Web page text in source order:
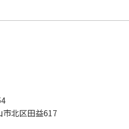
o
市北区田益617